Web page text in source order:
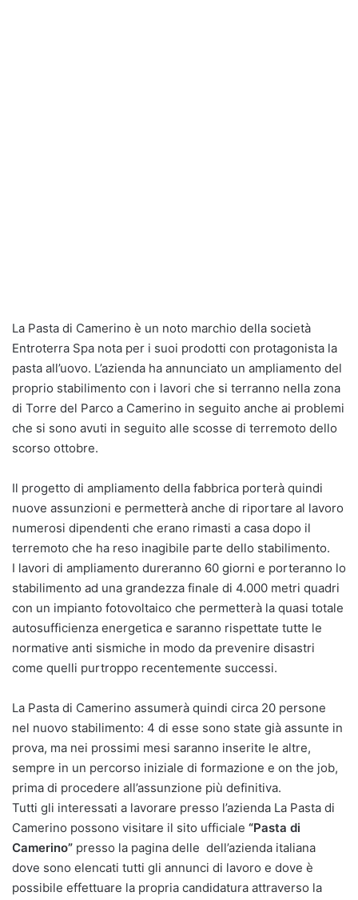
La Pasta di Camerino è un noto marchio della società
Entroterra Spa nota per i suoi prodotti con protagonista la
pasta all’uovo. L’azienda ha annunciato un ampliamento del
proprio stabilimento con i lavori che si terranno nella zona
di Torre del Parco a Camerino in seguito anche ai problemi
che si sono avuti in seguito alle scosse di terremoto dello
scorso ottobre.
Il progetto di ampliamento della fabbrica porterà quindi
nuove assunzioni e permetterà anche di riportare al lavoro
numerosi dipendenti che erano rimasti a casa dopo il
terremoto che ha reso inagibile parte dello stabilimento.
I lavori di ampliamento dureranno 60 giorni e porteranno lo
stabilimento ad una grandezza finale di 4.000 metri quadri
con un impianto fotovoltaico che permetterà la quasi totale
autosufficienza energetica e saranno rispettate tutte le
normative anti sismiche in modo da prevenire disastri
come quelli purtroppo recentemente successi.
La Pasta di Camerino assumerà quindi circa 20 persone
nel nuovo stabilimento: 4 di esse sono state già assunte in
prova, ma nei prossimi mesi saranno inserite le altre,
sempre in un percorso iniziale di formazione e on the job,
prima di procedere all’assunzione più definitiva.
Tutti gli interessati a lavorare presso l’azienda La Pasta di
Camerino possono visitare il sito ufficiale “Pasta di
Camerino” presso la pagina delle dell’azienda italiana
dove sono elencati tutti gli annunci di lavoro e dove è
possibile effettuare la propria candidatura attraverso la